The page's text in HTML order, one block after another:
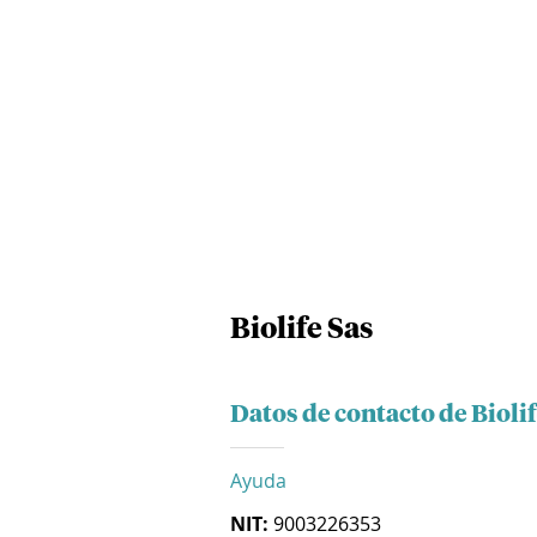
Biolife Sas
Datos de contacto de
Ayuda
NIT: 9003226353